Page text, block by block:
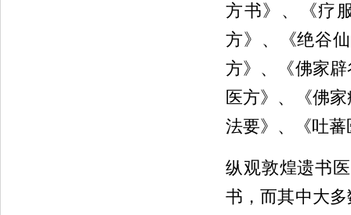
方书》、《疗
方》、《绝谷
方》、《佛家
医方》、《佛
法要》、《吐
纵观敦煌遗书
书，而其中大